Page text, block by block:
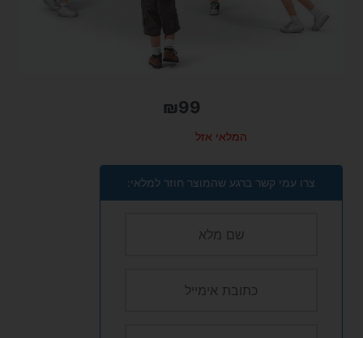
₪99
המלאי אזל
צרו עמי קשר ברגע שהמוצר חוזר למלאי: